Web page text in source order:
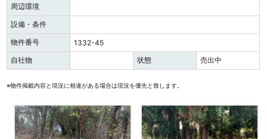
周辺環境
設備・条件
物件番号
1332-45
自社物
状態 売出中
※物件掲載内容と現況に相違がある場合は現況を優先と致します。